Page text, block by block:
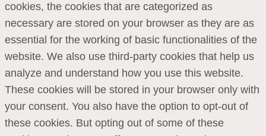
cookies, the cookies that are categorized as
necessary are stored on your browser as they are as
essential for the working of basic functionalities of the
website. We also use third-party cookies that help us
analyze and understand how you use this website.
These cookies will be stored in your browser only with
your consent. You also have the option to opt-out of
these cookies. But opting out of some of these